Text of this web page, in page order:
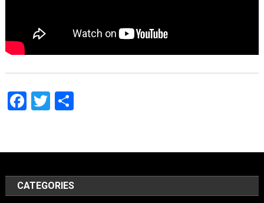
Facebook
Twitter
Share
CATEGORIES